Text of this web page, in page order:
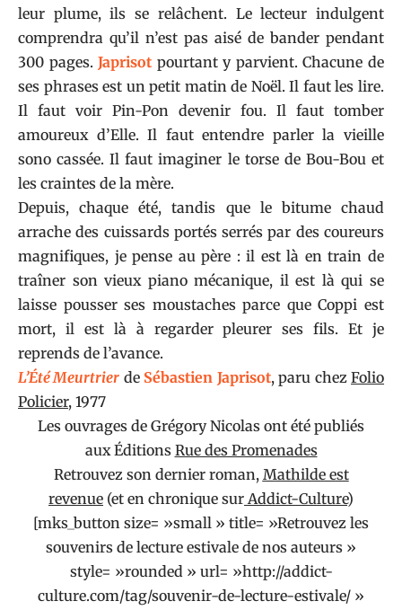
leur plume, ils se relâchent. Le lecteur indulgent
comprendra qu’il n’est pas aisé de bander pendant
300 pages.Japrisot pourtant y parvient. Chacune de
ses phrases est un petit matin de Noël. Il faut les lire.
Il faut voir Pin-Pon devenir fou. Il faut tomber
amoureux d’Elle. Il faut entendre parler la vieille
sono cassée. Il faut imaginer le torse de Bou-Bou et
les craintes de la mère.
Depuis, chaque été, tandis que le bitume chaud
arrache des cuissards portés serrés par des coureurs
magnifiques, je pense au père : il est là en train de
traîner son vieux piano mécanique, il est là qui se
laisse pousser ses moustaches parce que Coppi est
mort, il est là à regarder pleurer ses fils. Et je
reprends de l’avance.
L’ÉtéMeurtrier de Sébastien Japrisot, paru chezFolio
Policier, 1977
Les ouvrages de Grégory Nicolas ont été publiés
aux Éditions Rue des Promenades
Retrouvez son dernier roman, Mathilde est
revenue (et en chronique sur Addict-Culture)
[mks_button size= »small » title= »Retrouvez les
souvenirs de lecture estivale de nos auteurs »
style= »rounded » url= »http://addict-
culture.com/tag/souvenir-de-lecture-estivale/ »